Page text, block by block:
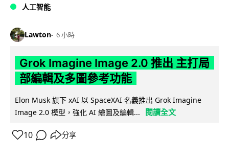
人工智能
Lawton 6 小時
Grok Imagine Image 2.0 推出 主打局
部編輯及多圖參考功能
Elon Musk 旗下 xAI 以 SpaceXAI 名義推出 Grok Imagine
Image 2.0 模型，強化 AI 繪圖及編輯...
閱讀全文
10 分享